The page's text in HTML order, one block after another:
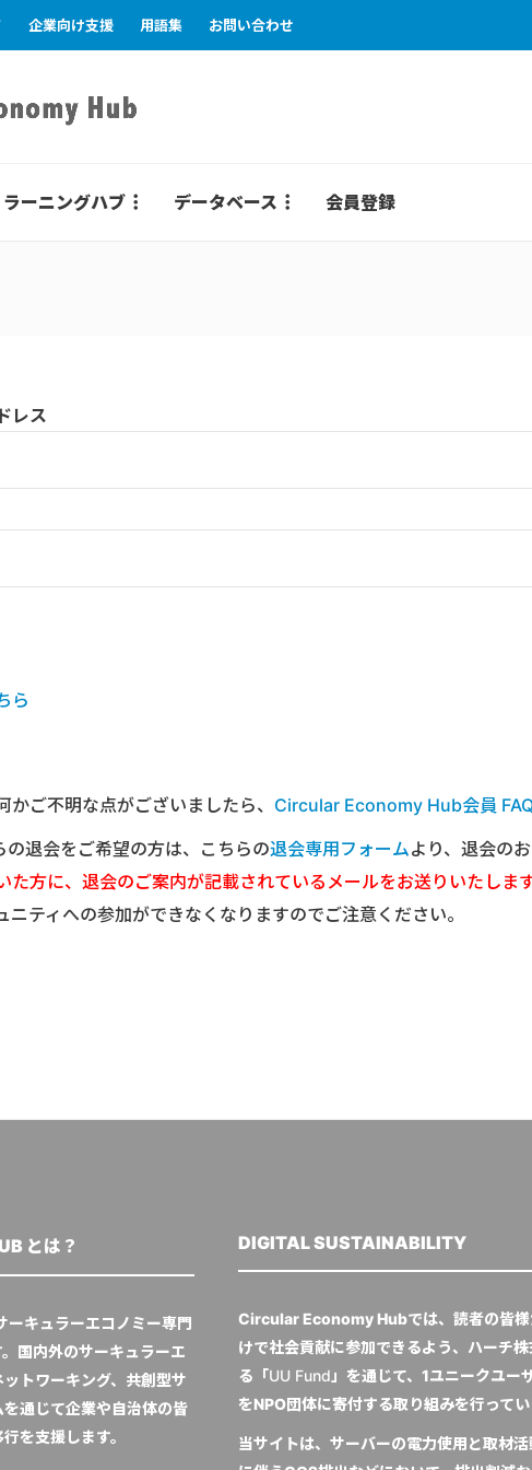
企業向け支援 用語集 お問い合わせ
ラーニングハブ データベース 会員登録
レス
ら
ご不明な点がございましたら、 Circular Economy Hub会員
退会をご希望の方は、こちらの退会専用フォームより、退会の
た方に、退会のご案内が記載されているメールをお送りいたしま
ティへの参加ができなくなりますのでご注意ください。
とは？
キュラーエコノミー専門
国内外のサーキュラーエ
トワーキング、共創型サ
通じて企業や自治体の皆
を支援します。
DIGITAL SUSTAINABILITY
Circular Economy Hubでは、読者の皆様
けで社会貢献に参加できるよう、ハーチ
る「UU Fund 」を通じて、1ユニークユー
をNPO団体に寄付する取り組みを行ってい
当サイトは、サーバーの電力使用と取材